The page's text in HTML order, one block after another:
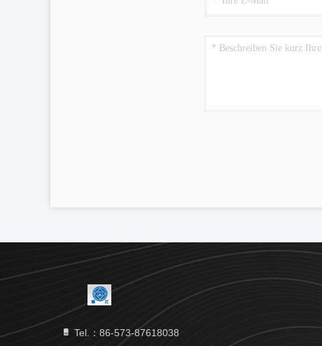
Tel.：86-573-87618038